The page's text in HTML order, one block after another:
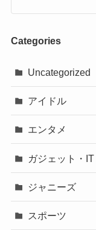
Categories
Uncategorized
アイドル
エンタメ
ガジェット・IT
ジャニーズ
スポーツ